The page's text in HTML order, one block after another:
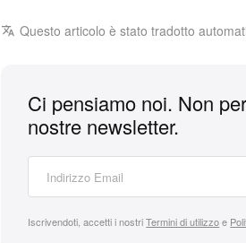
Questo articolo è stato tradotto
Ci pensiamo noi. Non
nostre newsletter.
Iscrivendoti, accetti i nostriTermini di utilizzoe